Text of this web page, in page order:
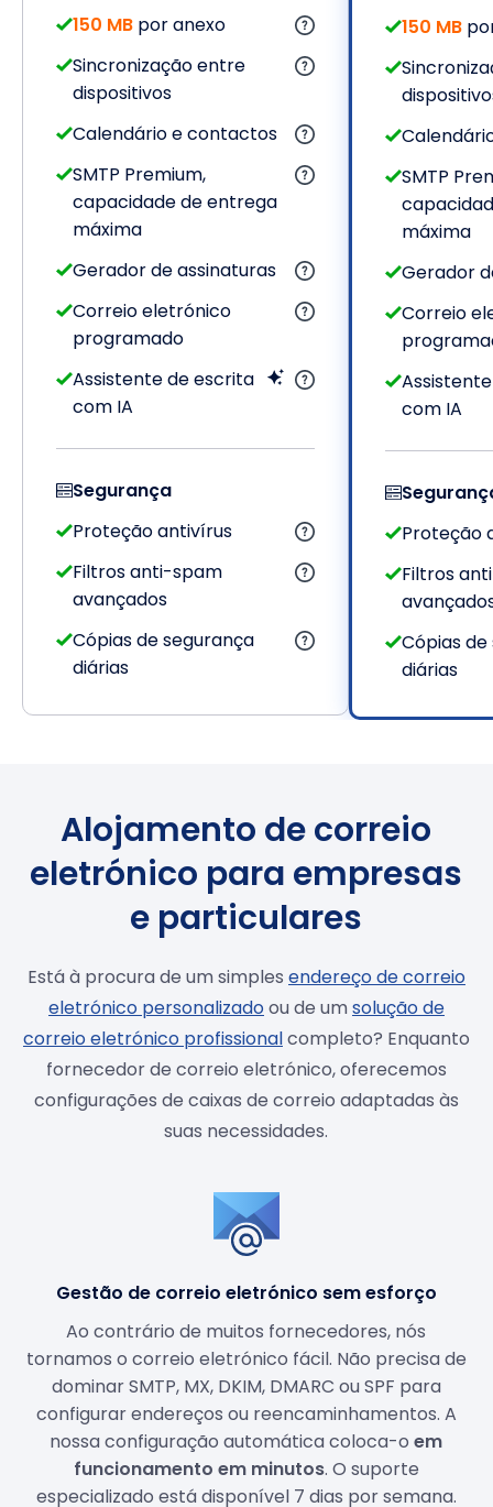
150 MB por anexo
Sincronização entre
dispositivos
Calendário e contactos
SMTP Premium,
capacidade de entrega
máxima
Gerador de assinaturas
Correio eletrónico
programado
Assistente de escrita
com IA
Segurança
Proteção antivírus
Filtros anti-spam
avançados
Cópias de segurança
diárias
150 MB
SMTP
máxima
Gerador
Correio
com IA
Proteção
Filtros
Cópias
diárias
Alojamento de correio
eletrónico para empresas
e particulares
Está à procura de um simples endereço de correio
eletrónico personalizadoou de umsolução de
correio eletrónico profissionalcompleto? Enquanto
fornecedor de correio eletrónico, oferecemos
configurações de caixas de correio adaptadas às
suas necessidades.
Gestão de correio eletrónico sem esforço
Ao contrário de muitos fornecedores, nós
tornamos o correio eletrónico fácil. Não precisa de
dominar SMTP, MX, DKIM, DMARC ou SPF para
configurar endereços ou reencaminhamentos. A
nossa configuração automática coloca-oem
funcionamento em minutos. O suporte
especializado está disponível 7 dias por semana.